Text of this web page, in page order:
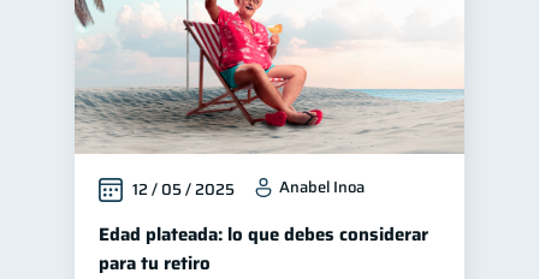
12 / 05 / 2025 Anabel Inoa
Edad plateada: lo que debes considerar
para tu retiro